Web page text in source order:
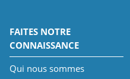
FAITES NOTRE
CONNAISSANCE
Qui nous sommes